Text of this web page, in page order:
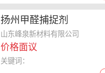
扬州甲醛捕捉剂
山东峰泉新材料有限公司
价格面议
关键词：